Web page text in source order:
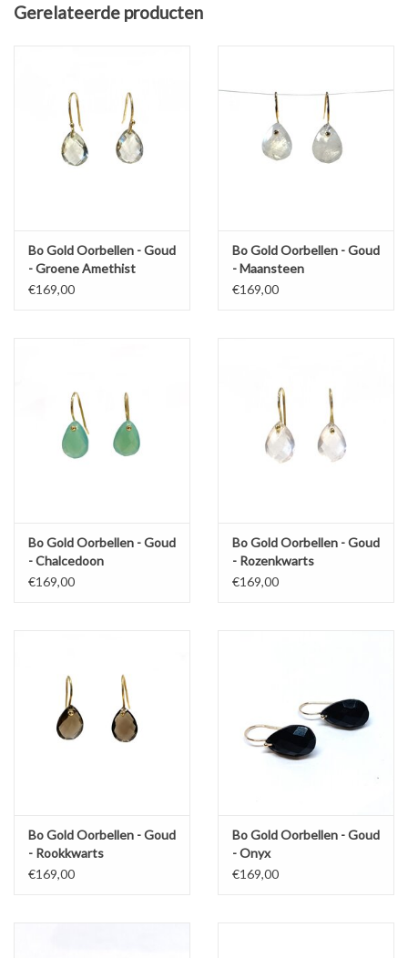
Gerelateerde producten
Bo Gold Oorbellen - Goud
- Groene Amethist
€169,00
Bo Gold Oorbellen - Goud
- Maansteen
€169,00
Bo Gold Oorbellen - Goud
- Chalcedoon
€169,00
Bo Gold Oorbellen - Goud
- Rozenkwarts
€169,00
Bo Gold Oorbellen - Goud
- Rookkwarts
€169,00
Bo Gold Oorbellen - Goud
- Onyx
€169,00